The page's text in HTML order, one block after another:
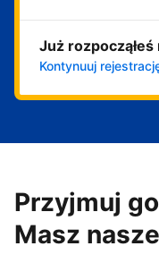
Już
Kontynuuj
Przyjmuj
Masz